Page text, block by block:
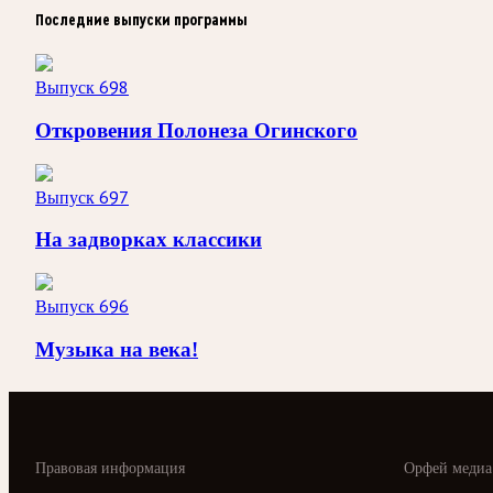
Последние выпуски программы
Выпуск 698
Откровения Полонеза Огинского
Выпуск 697
На задворках классики
Выпуск 696
Музыка на века!
Орфей медиа
Правовая информация